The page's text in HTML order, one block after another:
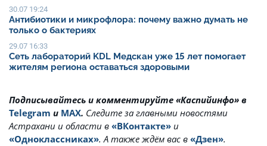
30.07 19:24
Антибиотики и микрофлора: почему важно думать не
только о бактериях
29.07 16:33
Сеть лабораторий KDL Медскан уже 15 лет помогает
жителям региона оставаться здоровыми
Подписывайтесь и комментируйте «Каспийинфо» в
Telegram и MAX. Cледите за главными новостями
Астрахани и области в «ВКонтакте» и
«Одноклассниках». А также ждём вас в «Дзен».